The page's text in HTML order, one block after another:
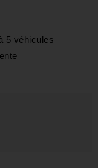
5 véhicules